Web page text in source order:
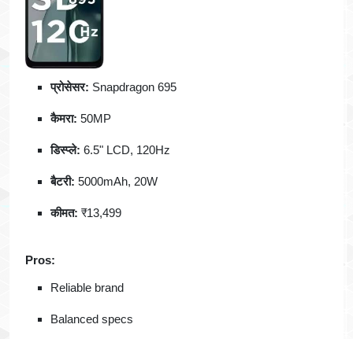
प्रोसेसर: Snapdragon 695
कैमरा: 50MP
डिस्प्ले: 6.5" LCD, 120Hz
बैटरी: 5000mAh, 20W
कीमत: ₹13,499
Pros:
Reliable brand
Balanced specs